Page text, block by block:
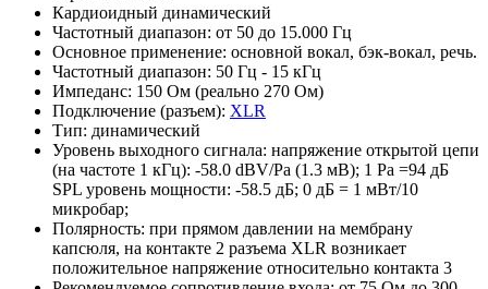
Кардиоидный динамический
Частотный диапазон: от 50 до 15.000 Гц
Основное применение: основной вокал, бэк-вокал, речь.
Частотный диапазон: 50 Гц - 15 кГц
Импеданс: 150 Ом (реально 270 Ом)
Подключение (разъем): XLR
Тип: динамический
Уровень выходного сигнала: напряжение открытой цепи
(на частоте 1 кГц): -58.0 dBV/Pa (1.3 мВ); 1 Pa =94 дБ
SPL уровень мощности: -58.5 дБ; 0 дБ = 1 мВт/10
микробар;
Полярность: при прямом давлении на мембрану
капсюля, на контакте 2 разъема XLR возникает
положительное напряжение относительно контакта 3